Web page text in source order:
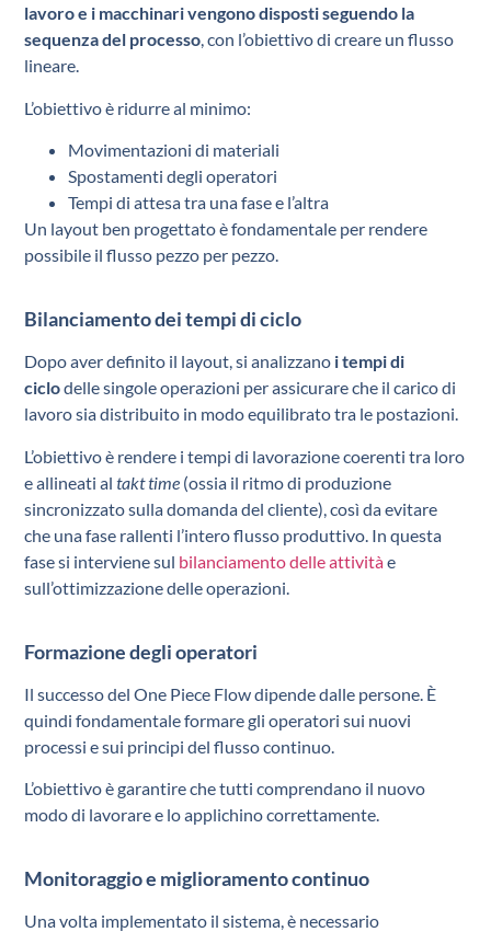
lavoro e i macchinari vengono disposti seguendo la
sequenza del processo, con l’obiettivo di creare un flusso
lineare.
L’obiettivo è ridurre al minimo:
Movimentazioni di materiali
Spostamenti degli operatori
Tempi di attesa tra una fase e l’altra
Un layout ben progettato è fondamentale per rendere
possibile il flusso pezzo per pezzo.
Bilanciamento dei tempi di ciclo
Dopo aver definito il layout, si analizzano i tempi di
ciclodelle singole operazioni per assicurare che il carico di
lavoro sia distribuito in modo equilibrato tra le postazioni.
L’obiettivo è rendere i tempi di lavorazione coerenti tra loro
e allineati altakt time (ossia il ritmo di produzione
sincronizzato sulla domanda del cliente), così da evitare
che una fase rallenti l’intero flusso produttivo. In questa
fase si interviene sul bilanciamento delle attivitàe
sull’ottimizzazione delle operazioni.
Formazione degli operatori
Il successo del One Piece Flow dipende dalle persone. È
quindi fondamentale formare gli operatori sui nuovi
processi e sui principi del flusso continuo.
L’obiettivo è garantire che tutti comprendano il nuovo
modo di lavorare e lo applichino correttamente.
Monitoraggio e miglioramento continuo
Una volta implementato il sistema, è necessario